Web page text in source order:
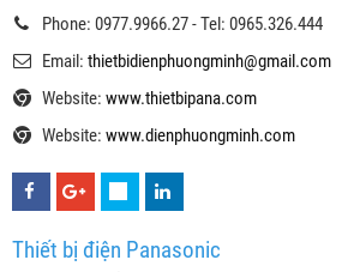
Phone: 0977.9966.27 - Tel: 0965.326.444
Email: thietbidienphuongminh@gmail.com
Website: www.thietbipana.com
Website: www.dienphuongminh.com
Thiết bị điện Panasonic